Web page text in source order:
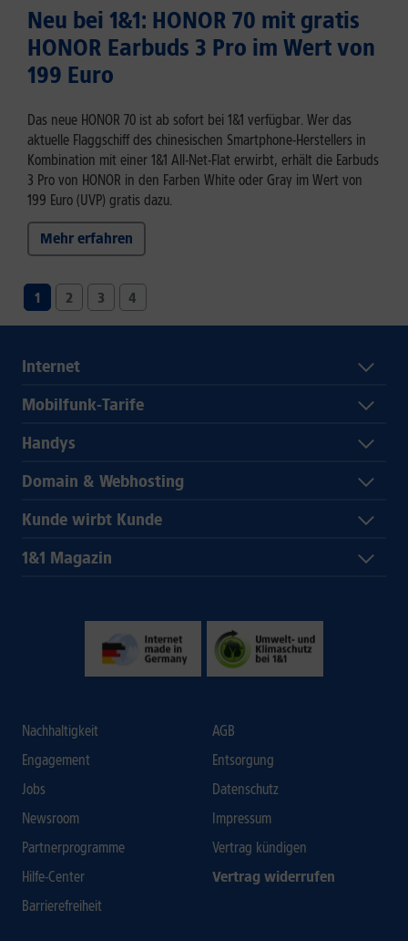
Neu bei 1&1: HONOR 70 mit gratis
HONOR Earbuds 3 Pro im Wert von
199 Euro
Das neue HONOR 70 ist ab sofort bei 1&1 verfügbar. Wer das
aktuelle Flaggschiff des chinesischen Smartphone-Herstellers in
Kombination mit einer 1&1 All-Net-Flat erwirbt, erhält die Earbuds
3 Pro von HONOR in den Farben White oder Gray im Wert von
199 Euro (UVP) gratis dazu.
Mehr erfahren
1 2 3 4
Internet
Mobilfunk-Tarife
Handys
Domain & Webhosting
Kunde wirbt Kunde
1&1 Magazin
Nachhaltigkeit
Engagement
Jobs
Newsroom
Partnerprogramme
Hilfe-Center
Barrierefreiheit
AGB
Entsorgung
Datenschutz
Impressum
Vertrag kündigen
Vertrag widerrufen